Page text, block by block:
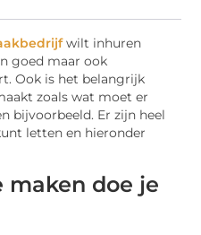
wilt inhuren
goed maar ook
Ook is het belangrijk
zoals wat moet er
bijvoorbeeld. Er zijn heel
letten en hieronder
maken doe je